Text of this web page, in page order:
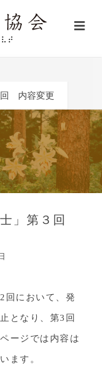
回 内容変更
士」第３回
回において、発
となり、第3回
ージでは内容は
ます。